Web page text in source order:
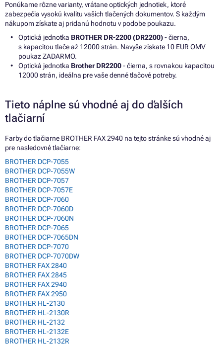
Ponúkame rôzne varianty, vrátane optických jednotiek, ktoré
zabezpečia vysokú kvalitu vašich tlačených dokumentov. S každým
nákupom získate aj pridanú hodnotu v podobe poukazu.
Optická jednotka BROTHER DR-2200 (DR2200)- čierna,
s kapacitou tlače až 12000 strán. Navyše získate 10 EUR OMV
poukaz ZADARMO.
Optická jednotka Brother DR2200- čierna, s rovnakou kapacitou
12000 strán, ideálna pre vaše denné tlačové potreby.
Tieto náplne sú vhodné aj do ďalších
tlačiarní
Farby do tlačiarne BROTHER FAX 2940 na tejto stránke sú vhodné aj
pre nasledovné tlačiarne:
BROTHER DCP-7055
BROTHER DCP-7055W
BROTHER DCP-7057
BROTHER DCP-7057E
BROTHER DCP-7060
BROTHER DCP-7060D
BROTHER DCP-7060N
BROTHER DCP-7065
BROTHER DCP-7065DN
BROTHER DCP-7070
BROTHER DCP-7070DW
BROTHER FAX 2840
BROTHER FAX 2845
BROTHER FAX 2940
BROTHER FAX 2950
BROTHER HL-2130
BROTHER HL-2130R
BROTHER HL-2132
BROTHER HL-2132E
BROTHER HL-2132R